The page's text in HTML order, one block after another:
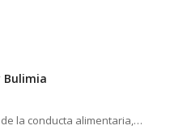
la conducta alimentaria,…